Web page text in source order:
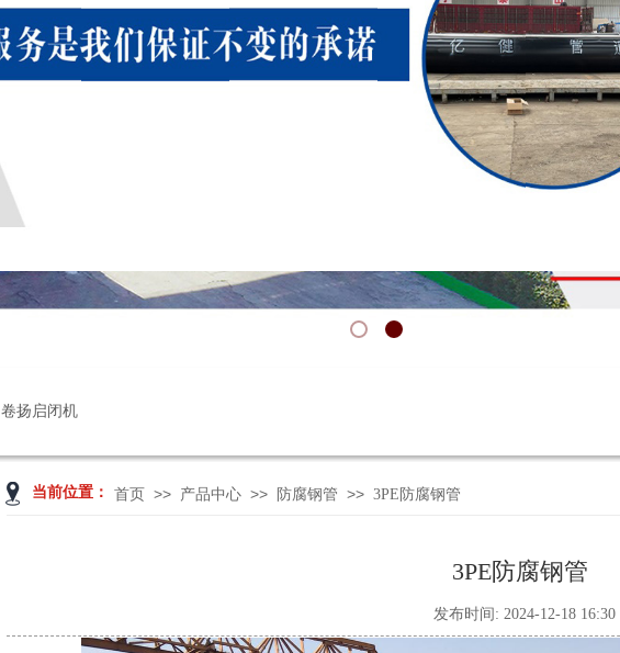
卷扬启闭机
当前位置： 首页 >> 产品中心 >> 防腐钢管 >> 3PE防腐钢管
3PE防腐钢管
发布时间: 2024-12-18